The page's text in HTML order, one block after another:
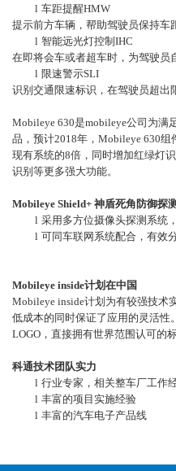
l 车距提醒HMW
提示前方车辆，帮助驾驶员保持车
l 智能远光灯控制IHC
在即将会车或者超车时，为驾驶员
l 限速警示SLI
识别交通限速标识，在驾驶员超出
Mobileye 630是mobileye公司为满
品，预计2018年，Mobileye 630组
现有系统的8倍，同时增加红绿灯
识别等更多强大功能。
Mobileye Shield+ 神盾死角防御探
l 采用多方位摄像头探测系统
l 可同车联网系统配合，有效
Mobileye inside计划在中国
Mobileye inside计划为有较强技术
低成本的同时保证了应用的灵活性
LOGO，直接拥有世界范围认可的
科通技术团队实力
l 行业专家，相关整车厂工作
l 丰富的项目实施经验
l 丰富的汽车电子产品线